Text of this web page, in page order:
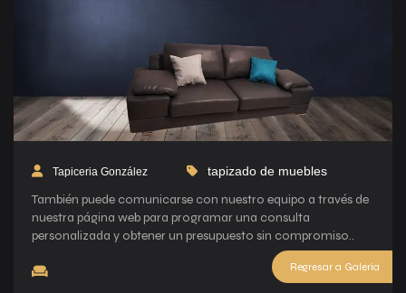
Tapiceria González tapizado de muebles
También puede comunicarse con nuestro equipo a través de
nuestra página web para programar una consulta
personalizada y obtener un presupuesto sin compromiso..
Regresar a Galeria